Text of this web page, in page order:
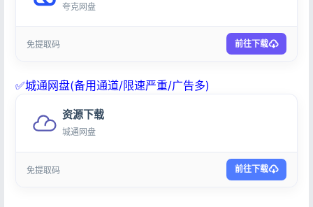
夸克网盘
免提取码 前往下载
✅城通网盘(备用通道/限速严重/广告多)
资源下载
城通网盘
免提取码 前往下载